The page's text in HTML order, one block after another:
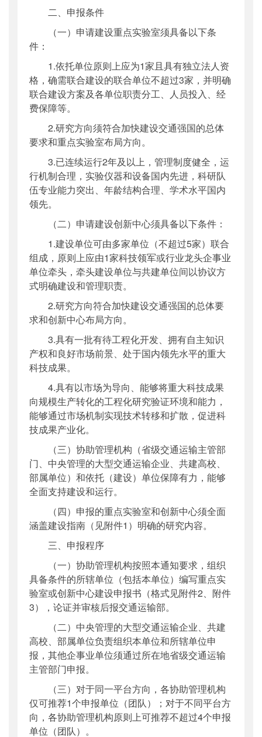
二、申报条件
（一）申请建设重点实验室须具备以下条
件：
1.依托单位原则上应为1家且具有独立法人资
格，确需联合建设的联合单位不超过3家，并明确
联合建设方案及各单位职责分工、人员投入、经
费保障等。
2.研究方向须符合加快建设交通强国的总体
要求和重点实验室布局方向。
3.已连续运行2年及以上，管理制度健全，运
行机制合理，实验仪器和设备国内先进，科研队
伍专业能力突出、年龄结构合理、学术水平国内
领先。
（二）申请建设创新中心须具备以下条件：
1.建设单位可由多家单位（不超过5家）联合
组成，原则上应由1家科技领军或行业龙头企事业
单位牵头，牵头建设单位与共建单位间以协议方
式明确建设和管理职责。
2.研究方向符合加快建设交通强国的总体要
求和创新中心布局方向。
3.具有一批有待工程化开发、拥有自主知识
产权和良好市场前景、处于国内领先水平的重大
科技成果。
4.具有以市场为导向、能够将重大科技成果
向规模生产转化的工程化研究验证环境和能力，
能够通过市场机制实现技术转移和扩散，促进科
技成果产业化。
（三）协助管理机构（省级交通运输主管部
门、中央管理的大型交通运输企业、共建高校、
部属单位）和依托（建设）单位保障有力，能够
全面支持建设和运行。
（四）申报的重点实验室和创新中心须全面
涵盖建设指南（见附件1）明确的研究内容。
三、申报程序
（一）协助管理机构按照本通知要求，组织
具备条件的所辖单位（包括本单位）编写重点实
验室或创新中心建设申报书（格式见附件2、附件
3），论证并审核后报交通运输部。
（二）中央管理的大型交通运输企业、共建
高校、部属单位负责组织本单位和所辖单位申
报，其他企事业单位须通过所在地省级交通运输
主管部门申报。
（三）对于同一平台方向，各协助管理机构
仅可推荐1个申报单位（团队）；对于不同平台方
向，各协助管理机构原则上可推荐不超过4个申报
单位（团队）。